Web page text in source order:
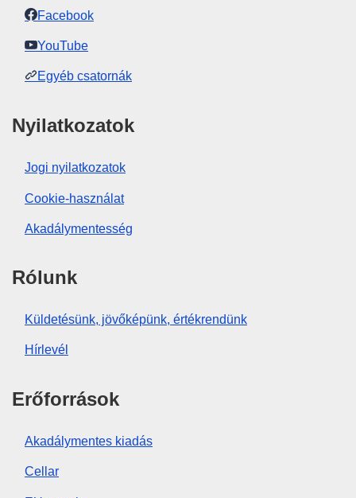
Facebook
YouTube
Egyéb csatornák
Nyilatkozatok
Jogi nyilatkozatok
Cookie-használat
Akadálymentesség
Rólunk
Küldetésünk, jövőképünk, értékrendünk
Hírlevél
Erőforrások
Akadálymentes kiadás
Cellar